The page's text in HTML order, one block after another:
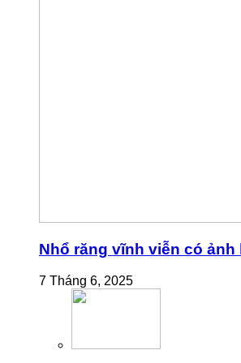
Nhổ răng vĩnh viễn có
7 Tháng 6, 2025